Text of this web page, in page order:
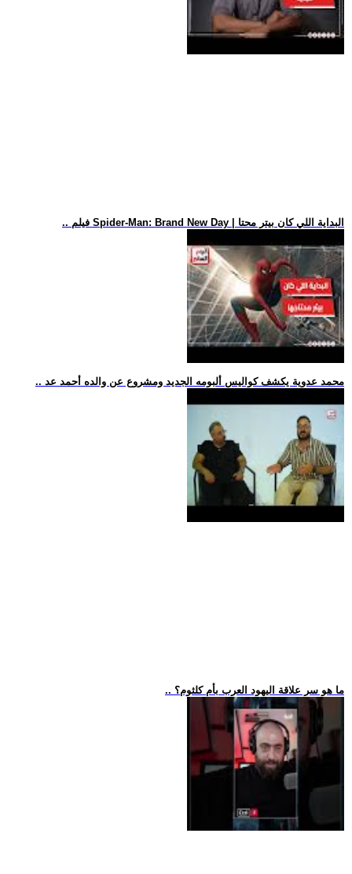
.. فيلم Spider-Man: Brand New Day | البداية اللي كان بيتر محتا
.. محمد عدوية يكشف كواليس ألبومه الجديد ومشروع عن والده أحمد عد
.. ما هو سر علاقة اليهود العرب بأم كلثوم؟